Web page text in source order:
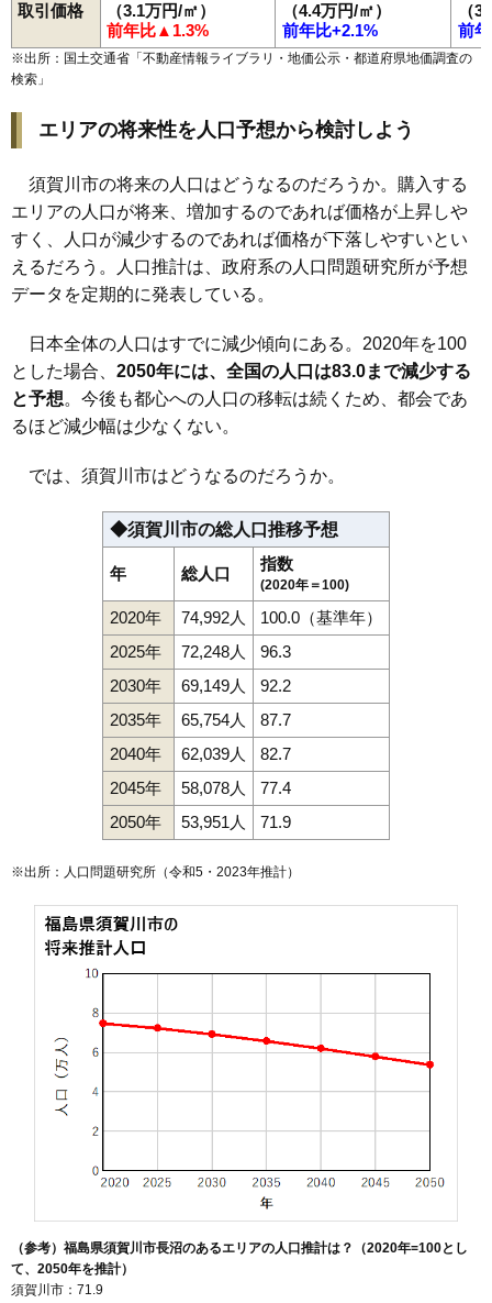
取引価格
（3.1万円/㎡）
前年比▲1.3%
（4.4万円/㎡）
前年比+2.1%
（
前
※出所：国土交通省「不動産情報ライブラリ・地価公示・都道府県地価調査の
検索 」
エリアの将来性を人口予想から検討しよう
須賀川市の将来の人口はどうなるのだろうか。購入する
エリアの人口が将来、増加するのであれば価格が上昇しや
すく、人口が減少するのであれば価格が下落しやすいとい
えるだろう。人口推計は、政府系の人口問題研究所が予想
データを定期的に発表している。
日本全体の人口はすでに減少傾向にある。2020年を100
とした場合、 2050年には、全国の人口は83.0まで減少する
と予想。今後も都心への人口の移転は続くため、都会であ
るほど減少幅は少なくない。
では、須賀川市はどうなるのだろうか。
◆須賀川市の総人口推移予想
年 総人口
指数
(2020年＝100)
2020年 74,992人
100.0（基準年）
2025年
72,248人
96.3
2030年
69,149人
92.2
2035年
65,754人
87.7
2040年
62,039人
82.7
2045年
58,078人
77.4
2050年
53,951人 71.9
※出所：人口問題研究所（令和5・2023年推計）
（参考）福島県須賀川市長沼のあるエリアの人口推計は？（2020年=100とし
て、2050年を推計）
須賀川市：71.9